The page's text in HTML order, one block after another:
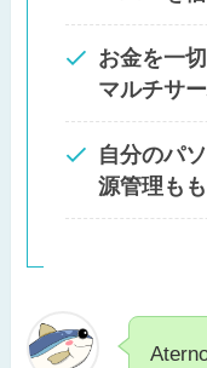
お金を一
マルチサ
自分のパ
源管理も